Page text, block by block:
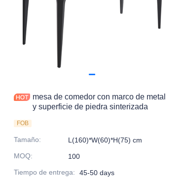
mesa de comedor con marco de metal
y superficie de piedra sinterizada
FOB
Tamaño:
L(160)*W(60)*H(75) cm
MOQ:
100
Tiempo de entrega: 45-50 days